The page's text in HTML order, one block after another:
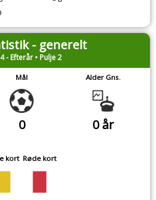
- generelt
- Efterår • Pulje 2
Mål
0
Alder Gns.
0 år
kort Røde kort